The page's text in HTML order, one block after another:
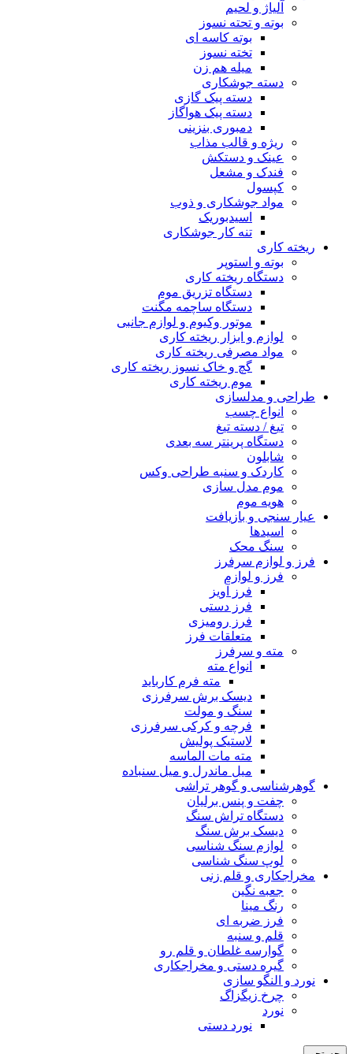
آلیاژ و لحیم
بوته و تحته نسوز
بوته کاسه ای
تخته نسوز
میله هم زن
دسته جوشکاری
دسته پیک گازی
دسته پیک هواگاز
دمبوری بنزینی
ریژه و قالب مذاب
عینک و دستکش
فندک و مشعل
کپسول
مواد جوشکاری و ذوب
اسیدبوریک
تنه کار جوشکاری
ریخته کاری
بوته و استوپر
دستگاه ریخته کاری
دستگاه تزریق موم
دستگاه ساچمه مگنت
موتور وکیوم و لوازم جانبی
لوازم و ابزار ریخته کاری
مواد مصرفی ریخته کاری
گچ و خاک نسوز ریخته کاری
موم ریخته کاری
طراحی و مدلسازی
انواع چسب
تیغ / دسته تیغ
دستگاه پرینتر سه بعدی
شابلون
کاردک و سنبه طراحی وکس
موم مدل سازی
هویه موم
عیار سنجی و بازیافت
اسیدها
سنگ محک
فرز و لوازم سرفرز
فرز و لوازم
فرز آویز
فرز دستی
فرز رومیزی
متعلقات فرز
مته و سرفرز
انواع مته
مته فرم کارباید
دیسک برش سرفرزی
سنگ و مولت
فرچه و کرکی سرفرزی
لاستیک پولیش
مته مات الماسه
میل ماندرل و میل سنباده
گوهرشناسی و گوهر تراشی
چفت و پنس برلیان
دستگاه تراش سنگ
دیسک برش سنگ
لوازم سنگ شناسی
لوپ سنگ شناسی
مخراجکاری و قلم زنی
جعبه نگین
رنگ مینا
فرز ضربه ای
قلم و سنبه
گوارسه غلطان و قلم رو
گیره دستی و مخراجکاری
نورد و النگو سازی
چرخ زیگزاگ
نورد
نورد دستی